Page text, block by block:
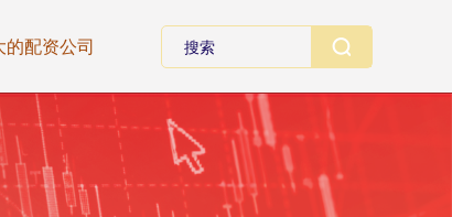
的配资公司